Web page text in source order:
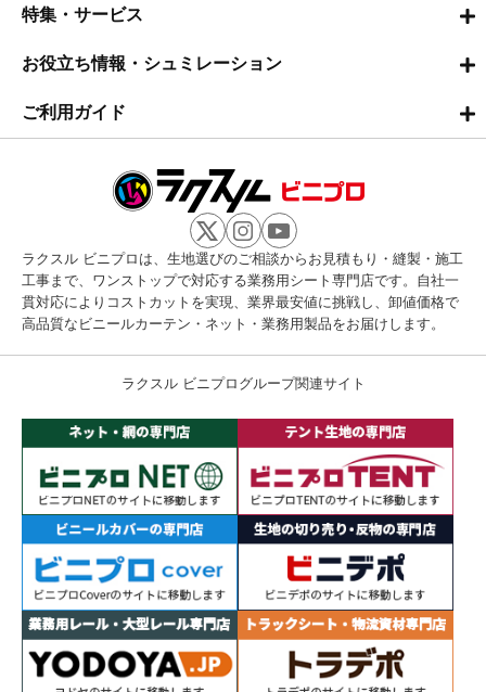
特集・サービス
お役立ち情報・シュミレーション
ご利用ガイド
ラクスル ビニプロは、生地選びのご相談からお見積もり・縫製・施工
工事まで、ワンストップで対応する業務用シート専門店です。自社一
貫対応によりコストカットを実現、業界最安値に挑戦し、卸値価格で
高品質なビニールカーテン・ネット・業務用製品をお届けします。
ラクスル ビニプログループ関連サイト